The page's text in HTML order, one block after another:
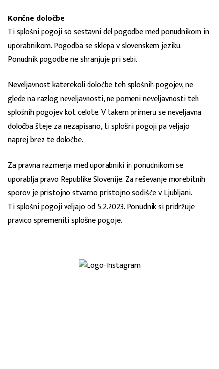
Končne določbe
Ti splošni pogoji so sestavni del pogodbe med ponudnikom in
uporabnikom. Pogodba se sklepa v slovenskem jeziku.
Ponudnik pogodbe ne shranjuje pri sebi.
Neveljavnost katerekoli določbe teh splošnih pogojev, ne
glede na razlog neveljavnosti, ne pomeni neveljavnosti teh
splošnih pogojev kot celote. V takem primeru se neveljavna
določba šteje za nezapisano, ti splošni pogoji pa veljajo
naprej brez te določbe.
Za pravna razmerja med uporabniki in ponudnikom se
uporablja pravo Republike Slovenije. Za reševanje morebitnih
sporov je pristojno stvarno pristojno sodišče v Ljubljani.
Ti splošni pogoji veljajo od 5.2.2023. Ponudnik si pridržuje
pravico spremeniti splošne pogoje.